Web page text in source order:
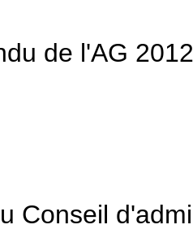
de l'AG 2012
Conseil